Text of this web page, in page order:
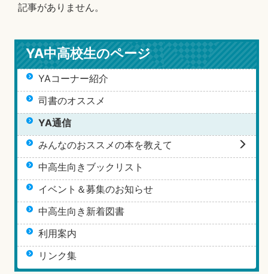
記事がありません。
YA中高校生のページ
YAコーナー紹介
司書のオススメ
YA通信
みんなのおススメの本を教えて
中高生向きブックリスト
イベント＆募集のお知らせ
中高生向き新着図書
利用案内
リンク集